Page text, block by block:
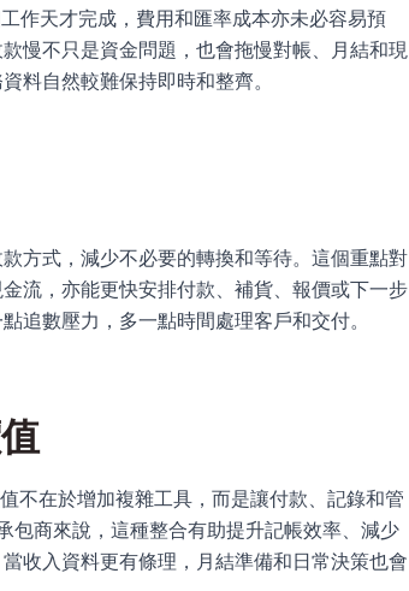
作天才完成，費用和匯率成本亦未必容易預
慢不只是資金問題，也會拖慢對帳、月結和現
料自然較難保持即時和整齊。
方式，減少不必要的轉換和等待。這個重點對
流，亦能更快安排付款、補貨、報價或下一步
追數壓力，多一點時間處理客戶和交付。
不在於增加複雜工具，而是讓付款、記錄和管
包商來說，這種整合有助提升記帳效率、減少
收入資料更有條理，月結準備和日常決策也會